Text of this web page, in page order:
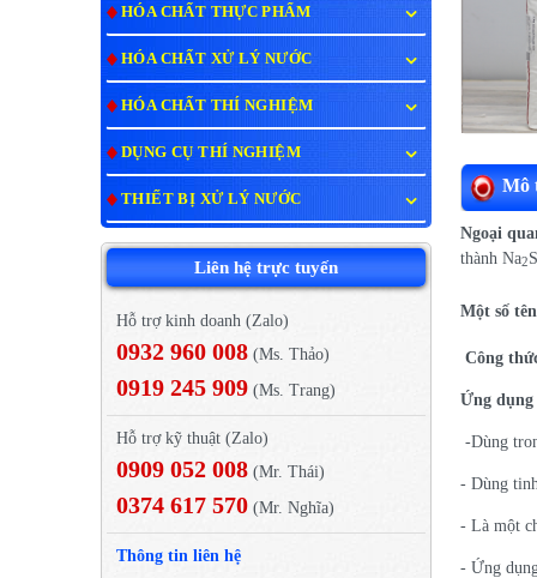
HÓA CHẤT THỰC PHẨM
HÓA CHẤT XỬ LÝ NƯỚC
HÓA CHẤT THÍ NGHIỆM
DỤNG CỤ THÍ NGHIỆM
THIẾT BỊ XỬ LÝ NƯỚC
Liên hệ trực tuyến
Hỗ trợ kinh doanh (Zalo)
0932 960 008 (Ms. Thảo)
0919 245 909 (Ms. Trang)
Hỗ trợ kỹ thuật (Zalo)
0909 052 008 (Mr. Thái)
0374 617 570 (Mr. Nghĩa)
Thông tin liên hệ
Mô
Ngoại
thành Na2S
Một số
Công
Ứng dụng
-Dùng
- Dùng
- Là một
- Ứng